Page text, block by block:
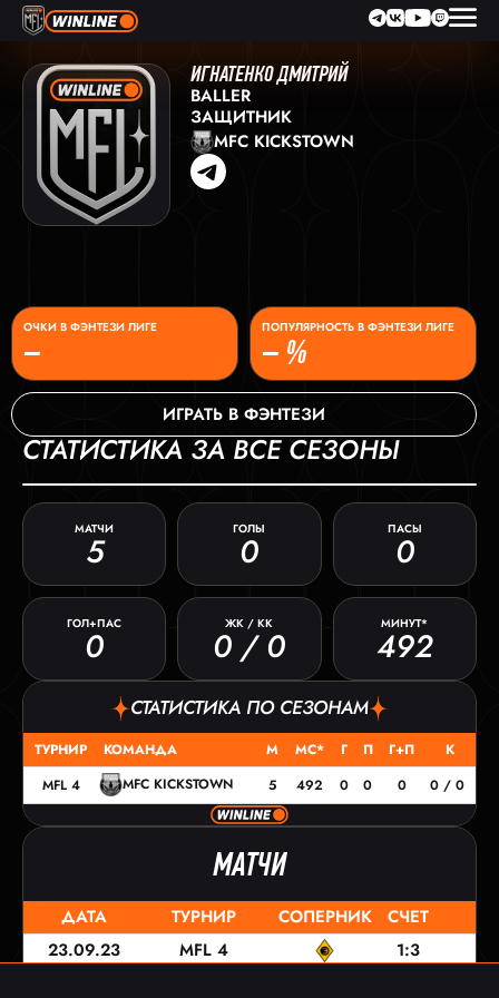
ИГНАТЕНКО ДМИТРИЙ
BALLER
ЗАЩИТНИК
MFC KICKSTOWN
–
ОЧКИ В ФЭНТЕЗИ ЛИГЕ
– %
ПОПУЛЯРНОСТЬ В ФЭНТЕЗИ ЛИГЕ
ИГРАТЬ В ФЭНТЕЗИ
СТАТИСТИКА ЗА ВСЕ СЕЗОНЫ
МАТЧИ
5
ГОЛЫ
0
ПАСЫ
0
ГОЛ+ПАС
0
ЖК / КК
0 / 0
МИНУТ*
492
СТАТИСТИКА ПО СЕЗОНАМ
ТУРНИР КОМАНДА М МС* Г П Г+П
К
MFL 4
MFC KICKSTOWN 5 492 0 0 0 0 / 0
МАТЧИ
ДАТА ТУРНИР СОПЕРНИК
СЧЕТ
23.09.23
MFL 4
1:3